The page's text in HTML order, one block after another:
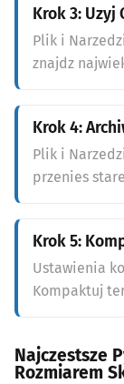
Krok 3: Uzyj
Plik i
znajdz
Krok 4:
Plik i
przenies
Krok 5:
Ustawienia
Kompaktuj
Najczestsze
Rozmiarem